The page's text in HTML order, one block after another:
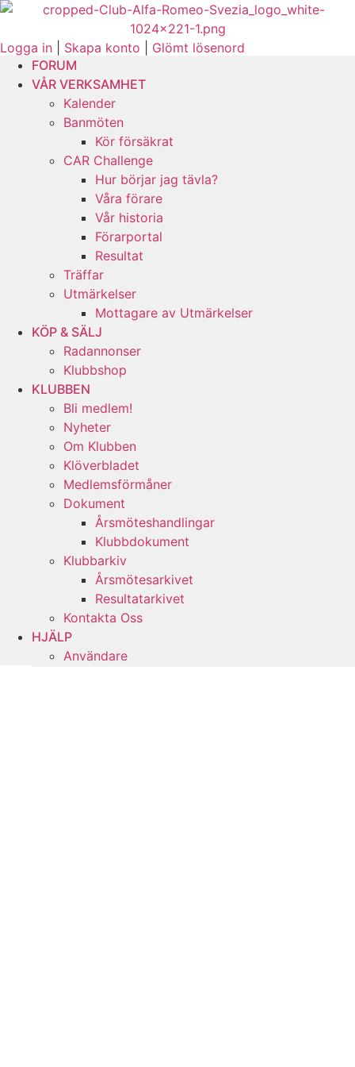
Logga in Skapa konto
Glömt lösenord
Forum
Vår verksamhet
Kalender
Banmöten
Kör försäkrat
CAR Challenge
Hur börjar jag tävla?
Våra förare
Vår historia
Förarportal
Resultat
Träffar
Utmärkelser
Mottagare av Utmärkelser
Köp & Sälj
Radannonser
Klubbshop
Klubben
Bli medlem!
Nyheter
Om Klubben
Klöverbladet
Medlemsförmåner
Dokument
Årsmöteshandlingar
Klubbdokument
Klubbarkiv
Årsmötesarkivet
Resultatarkivet
Kontakta Oss
Hjälp
Användare
FORUM
VÅR VERKSAMHET
Kalender
Banmöten
Kör försäkrat
CAR Challenge
Hur börjar jag tävla?
Våra förare
Vår historia
Förarportal
Resultat
Träffar
Utmärkelser
Mottagare av Utmärkelser
KÖP & SÄLJ
Radannonser
Klubbshop
KLUBBEN
Bli medlem!
Nyheter
Om Klubben
Klöverbladet
Medlemsförmåner
Dokument
Årsmöteshandlingar
Klubbdokument
Klubbarkiv
Årsmötesarkivet
Resultatarkivet
Kontakta Oss
HJÄLP
Användare
FORUM
VÅR VERKSAMHET
Kalender
Banmöten
Kör försäkrat
CAR Challenge
Hur börjar jag tävla?
Våra förare
Vår historia
Förarportal
Resultat
Träffar
Utmärkelser
Mottagare av Utmärkelser
KÖP & SÄLJ
Radannonser
Klubbshop
KLUBBEN
Bli medlem!
Nyheter
Om Klubben
Klöverbladet
Medlemsförmåner
Dokument
Årsmöteshandlingar
Klubbdokument
Klubbarkiv
Årsmötesarkivet
Resultatarkivet
Kontakta Oss
HJÄLP
Användare